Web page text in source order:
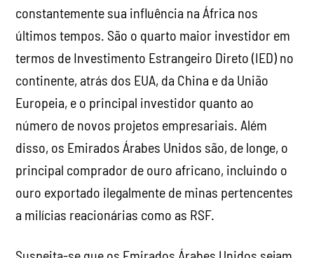
constantemente sua influência na África nos
últimos tempos. São o quarto maior investidor em
termos de Investimento Estrangeiro Direto (IED) no
continente, atrás dos EUA, da China e da União
Europeia, e o principal investidor quanto ao
número de novos projetos empresariais. Além
disso, os Emirados Árabes Unidos são, de longe, o
principal comprador de ouro africano, incluindo o
ouro exportado ilegalmente de minas pertencentes
a milícias reacionárias como as RSF.